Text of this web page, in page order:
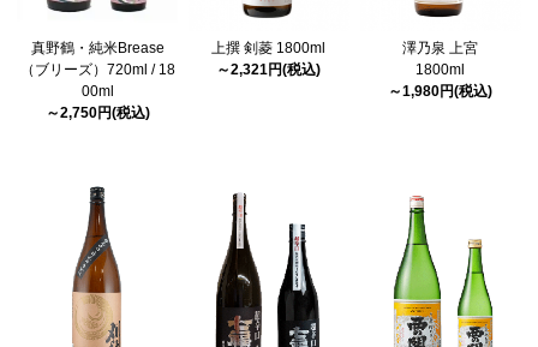
真野鶴・純米Brease
（ブリーズ）720ml / 18
00ml
～2,750円(税込)
上撰 剣菱 1800ml
～2,321円(税込)
澤乃泉 上宮
1800ml
～1,980円(税込)